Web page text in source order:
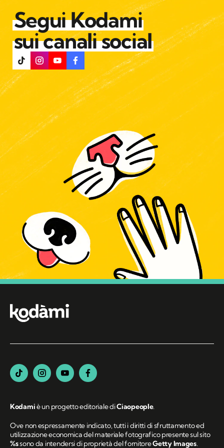
Segui Kodami
sui canali social
Kodamiè un progetto editoriale diCiaopeople.
Ove non espressamente indicato, tutti i diritti di sfruttamento ed
utilizzazione economica del materiale fotografico presente sul sito
%ssono da intendersi di proprietà del fornitoreGetty Images.